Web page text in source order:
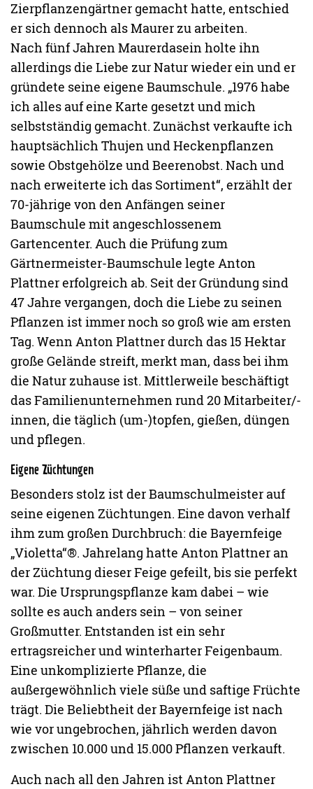
Zierpflanzengärtner gemacht hatte, entschied
er sich dennoch als Maurer zu arbeiten.
Nach fünf Jahren Maurerdasein holte ihn
allerdings die Liebe zur Natur wieder ein und er
gründete seine eigene Baumschule. „1976 habe
ich alles auf eine Karte gesetzt und mich
selbstständig gemacht. Zunächst verkaufte ich
hauptsächlich Thujen und Heckenpflanzen
sowie Obstgehölze und Beerenobst. Nach und
nach erweiterte ich das Sortiment“, erzählt der
70-jährige von den Anfängen seiner
Baumschule mit angeschlossenem
Gartencenter. Auch die Prüfung zum
Gärtnermeister-Baumschule legte Anton
Plattner erfolgreich ab. Seit der Gründung sind
47 Jahre vergangen, doch die Liebe zu seinen
Pflanzen ist immer noch so groß wie am ersten
Tag. Wenn Anton Plattner durch das 15 Hektar
große Gelände streift, merkt man, dass bei ihm
die Natur zuhause ist. Mittlerweile beschäftigt
das Familienunternehmen rund 20 Mitarbeiter/-
innen, die täglich (um-)topfen, gießen, düngen
und pflegen.
Eigene Züchtungen
Besonders stolz ist der Baumschulmeister auf
seine eigenen Züchtungen. Eine davon verhalf
ihm zum großen Durchbruch: die Bayernfeige
„Violetta“®. Jahrelang hatte Anton Plattner an
der Züchtung dieser Feige gefeilt, bis sie perfekt
war. Die Ursprungspflanze kam dabei – wie
sollte es auch anders sein – von seiner
Großmutter. Entstanden ist ein sehr
ertragsreicher und winterharter Feigenbaum.
Eine unkomplizierte Pflanze, die
außergewöhnlich viele süße und saftige Früchte
trägt. Die Beliebtheit der Bayernfeige ist nach
wie vor ungebrochen, jährlich werden davon
zwischen 10.000 und 15.000 Pflanzen verkauft.
Auch nach all den Jahren ist Anton Plattner